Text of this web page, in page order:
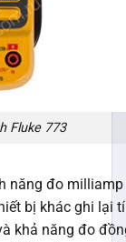
Fluke 773
năng đo
bị khác ghi lại
khả năng đo